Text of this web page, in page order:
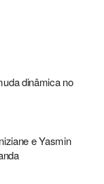
dinâmica no
e Yasmin